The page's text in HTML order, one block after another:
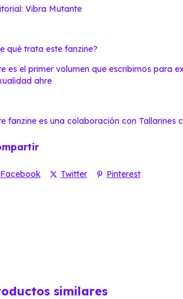
Vibra Mutante
qué trata este fanzine?
es el primer volumen que escribimos para
ahre
fanzine es una colaboración con
Facebook Twitter Pinterest
similares